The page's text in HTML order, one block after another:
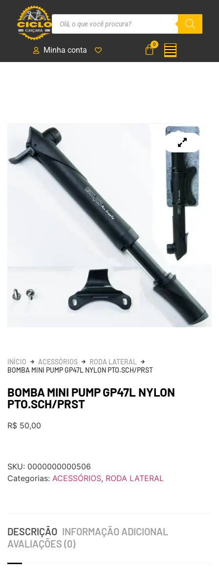
Minha conta
INÍCIO ACESSÓRIOS
RODA LATERAL
BOMBA MINI PUMP GP47L NYLON PTO.SCH/PRST
BOMBA MINI PUMP GP47L NYLON
PTO.SCH/PRST
R$ 50,00
SKU: 0000000000506
Categorias: ACESSÓRIOS, RODA LATERAL
DESCRIÇÃO INFORMAÇÃO ADICIONAL
AVALIAÇÕES (0)